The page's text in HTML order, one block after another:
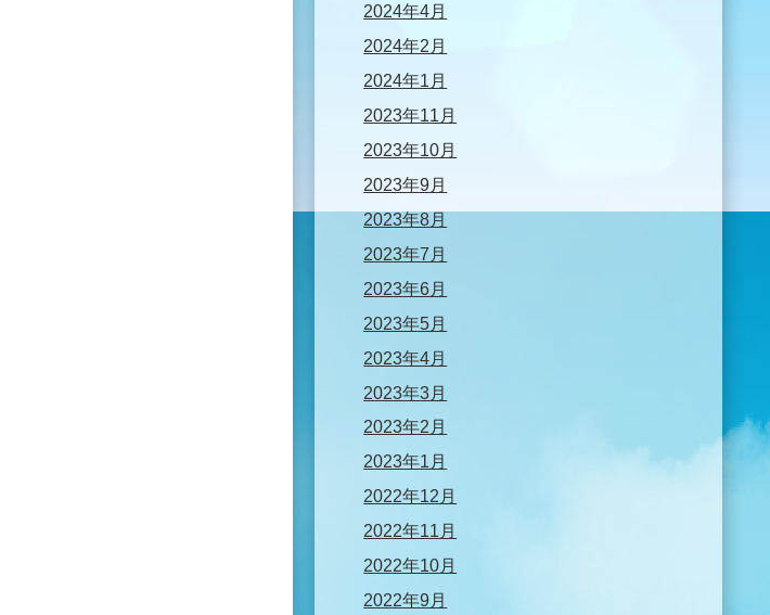
2024年4月
2024年2月
2024年1月
2023年11月
2023年10月
2023年9月
2023年8月
2023年7月
2023年6月
2023年5月
2023年4月
2023年3月
2023年2月
2023年1月
2022年12月
2022年11月
2022年10月
2022年9月